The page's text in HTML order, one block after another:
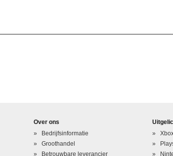
Over ons
Bedrijfsinformatie
Groothandel
Betrouwbare leverancier